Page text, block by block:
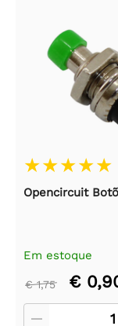
Opencircuit
Em estoque
€ 1,75 €